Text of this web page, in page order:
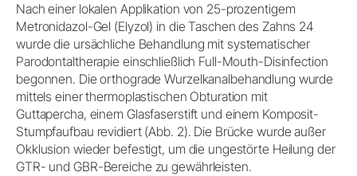
Nach einer lokalen Applikation von 25-prozentigem
Metronidazol-Gel (Elyzol) in die Taschen des Zahns 24
wurde die ursächliche Behandlung mit systematischer
Parodontaltherapie einschließlich Full-Mouth-Disinfection
begonnen. Die orthograde Wurzelkanalbehandlung wurde
mittels einer thermoplastischen Obturation mit
Guttapercha, einem Glasfaserstift und einem Komposit-
Stumpfaufbau revidiert (Abb. 2). Die Brücke wurde außer
Okklusion wieder befestigt, um die ungestörte Heilung der
GTR- und GBR-Bereiche zu gewährleisten.